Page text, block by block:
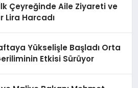
Çeyreğinde Aile Ziyareti ve
Lira Harcadı
Yükselişle Başladı Orta
Etkisi Sürüyor